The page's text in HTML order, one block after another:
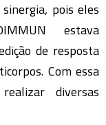
pois eles
estava
de resposta
Com essa
diversas